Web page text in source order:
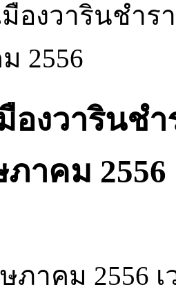
มืองวารินชำ
2556
องวารินช
าคม 2556
ภาคม 2556